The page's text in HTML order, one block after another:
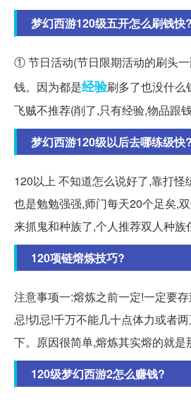
梦幻西游120级五开怎么刷钱快?
① 节日活动(节日限期活动的刷头
钱。因为都是经验刷多了也没什
飞贼不推荐(削了,只有经验,物品跟
梦幻西游120级以后去哪练级快?
120以上 不知道怎么说好了,靠打怪
也是勉勉强强,师门每天20个足矣,
来抓鬼和种族了,个人推荐双人种族
120项链熔炼技巧?
注意事项一:熔炼之前一定!一定要
忌!切忌!千万不能几十点体力或者
下。原因很简单,熔炼其实熔的就是
120级梦幻西游2怎么赚钱?